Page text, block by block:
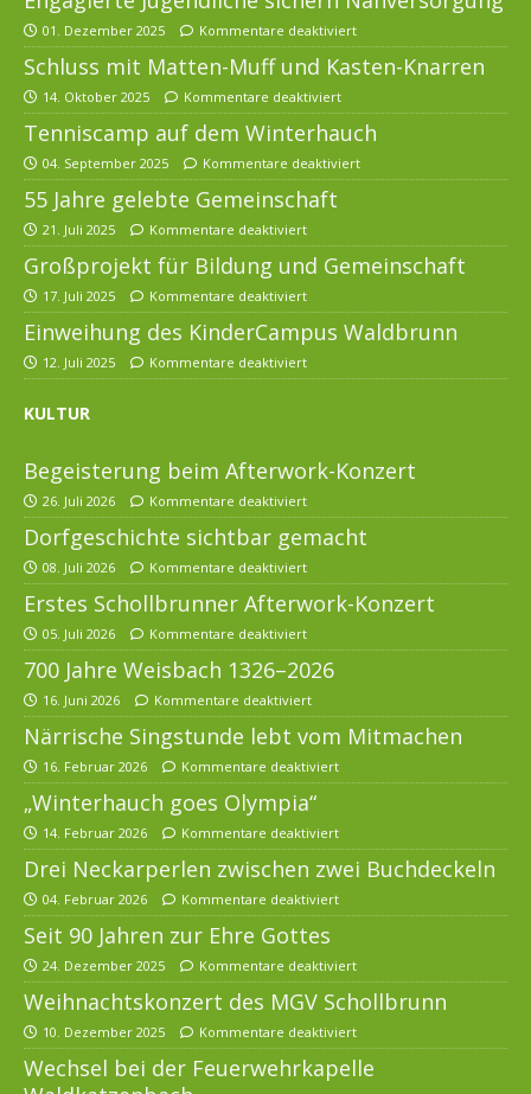
01. Dezember 2025 Kommentare deaktiviert
Schluss mit Matten-Muff und Kasten-Knarren
14. Oktober 2025 Kommentare deaktiviert
Tenniscamp auf dem Winterhauch
04. September 2025 Kommentare deaktiviert
55 Jahre gelebte Gemeinschaft
21. Juli 2025 Kommentare deaktiviert
Großprojekt für Bildung und Gemeinschaft
17. Juli 2025 Kommentare deaktiviert
Einweihung des KinderCampus Waldbrunn
12. Juli 2025 Kommentare deaktiviert
KULTUR
Begeisterung beim Afterwork-Konzert
26. Juli 2026 Kommentare deaktiviert
Dorfgeschichte sichtbar gemacht
08. Juli 2026 Kommentare deaktiviert
Erstes Schollbrunner Afterwork-Konzert
05. Juli 2026 Kommentare deaktiviert
700 Jahre Weisbach 1326–2026
16. Juni 2026 Kommentare deaktiviert
Närrische Singstunde lebt vom Mitmachen
16. Februar 2026 Kommentare deaktiviert
„Winterhauch goes Olympia“
14. Februar 2026 Kommentare deaktiviert
Drei Neckarperlen zwischen zwei Buchdeckeln
04. Februar 2026 Kommentare deaktiviert
Seit 90 Jahren zur Ehre Gottes
24. Dezember 2025 Kommentare deaktiviert
Weihnachtskonzert des MGV Schollbrunn
10. Dezember 2025 Kommentare deaktiviert
Wechsel bei der Feuerwehrkapelle